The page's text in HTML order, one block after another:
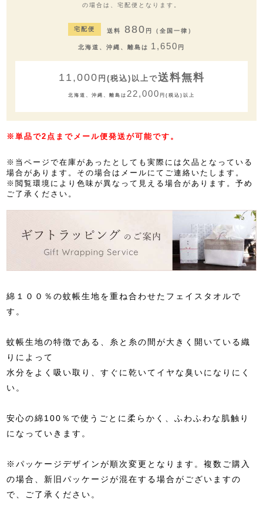
の場合は、宅配便となります。
宅配便 送料 880 円（全国一律）
北海道、沖縄、離島は 1,650 円
11,000 円(税込)以上で送料無料
北海道、沖縄、離島は 22,000 円(税込)以上
※単品で2点までメール便発送が可能です。
※当ページで在庫があったとしても実際には欠品となっている
場合があります。その場合はメールにてご連絡いたします。
※閲覧環境により色味が異なって見える場合があります。予め
ご了承ください。
綿１００％の蚊帳生地を重ね合わせたフェイスタオルで
す。
蚊帳生地の特徴である、糸と糸の間が大きく開いている織
りによって
水分をよく吸い取り、すぐに乾いてイヤな臭いになりにく
い。
安心の綿100％で使うごとに柔らかく、ふわふわな肌触り
になっていきます。
※パッケージデザインが順次変更となります。複数ご購入
の場合、新旧パッケージが混在する場合がございますの
で、ご了承ください。